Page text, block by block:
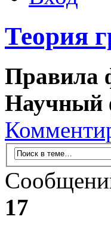
Теория
Правила
Научный
17